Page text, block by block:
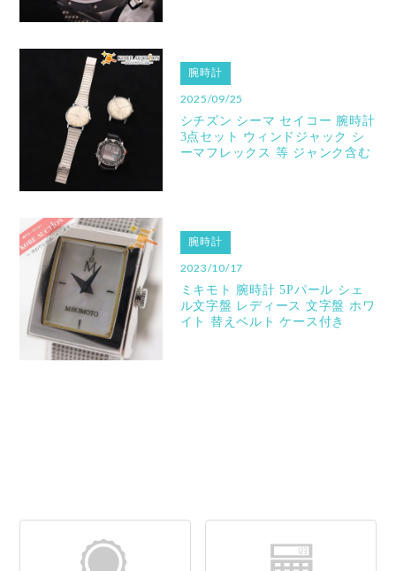
腕時計
2025/09/25
シチズン シーマ セイコー 腕時計
3点セット ウィンドジャック シ
ーマフレックス 等 ジャンク含む
腕時計
2023/10/17
ミキモト 腕時計 5Pパール シェ
ル文字盤 レディース 文字盤 ホワ
イト 替えベルト ケース付き